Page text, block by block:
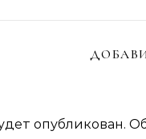
опубликован.